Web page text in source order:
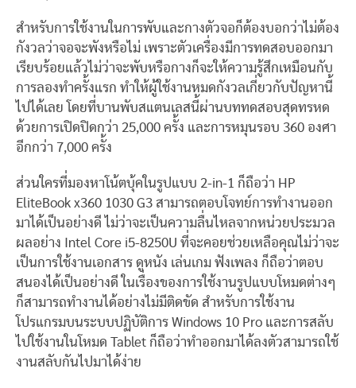
สำหรับการใช้งานในการพับและกางตัวจอก็ต้องบอกว่าไม่ต้อง
กังวลว่าจอจะพังหรือไม่ เพราะตัวเครื่องมีการทดสอบออกมา
เรียบร้อยแล้วไม่ว่าจะพับหรือกางก็จะให้ความรู้สึกเหมือนกับ
การลองทำครั้งแรก ทำให้ผู้ใช้งานหมดกังวลเกี่ยวกับปัญหานี้
ไปได้เลย โดยที่บานพับสแตนเลสนี้ผ่านบททดสอบสุดทรหด
ด้วยการเปิดปิดกว่า 25,000 ครั้ง และการหมุนรอบ 360 องศา
อีกกว่า 7,000 ครั้ง
ส่วนใครที่มองหาโน้ตบุ้คในรูปแบบ 2-in-1 ก็ถือว่า HP
EliteBook x360 1030 G3 สามารถตอบโจทย์การทำงานออก
มาได้เป็นอย่างดี ไม่ว่าจะเป็นความลื่นไหลจากหน่วยประมวล
ผลอย่าง Intel Core i5-8250U ที่จะคอยช่วยเหลือคุณไม่ว่าจะ
เป็นการใช้งานเอกสาร ดูหนัง เล่นเกม ฟังเพลง ก็ถือว่าตอบ
สนองได้เป็นอย่างดี ในเรื่องของการใช้งานรูปแบบโหมดต่างๆ
ก็สามารถทำงานได้อย่างไม่มีติดขัด สำหรับการใช้งาน
โปรแกรมบนระบบปฏิบัติการ Windows 10 Pro และการสลับ
ไปใช้งานในโหมด Tablet ก็ถือว่าทำออกมาได้ลงตัวสามารถใช้
งานสลับกันไปมาได้ง่าย